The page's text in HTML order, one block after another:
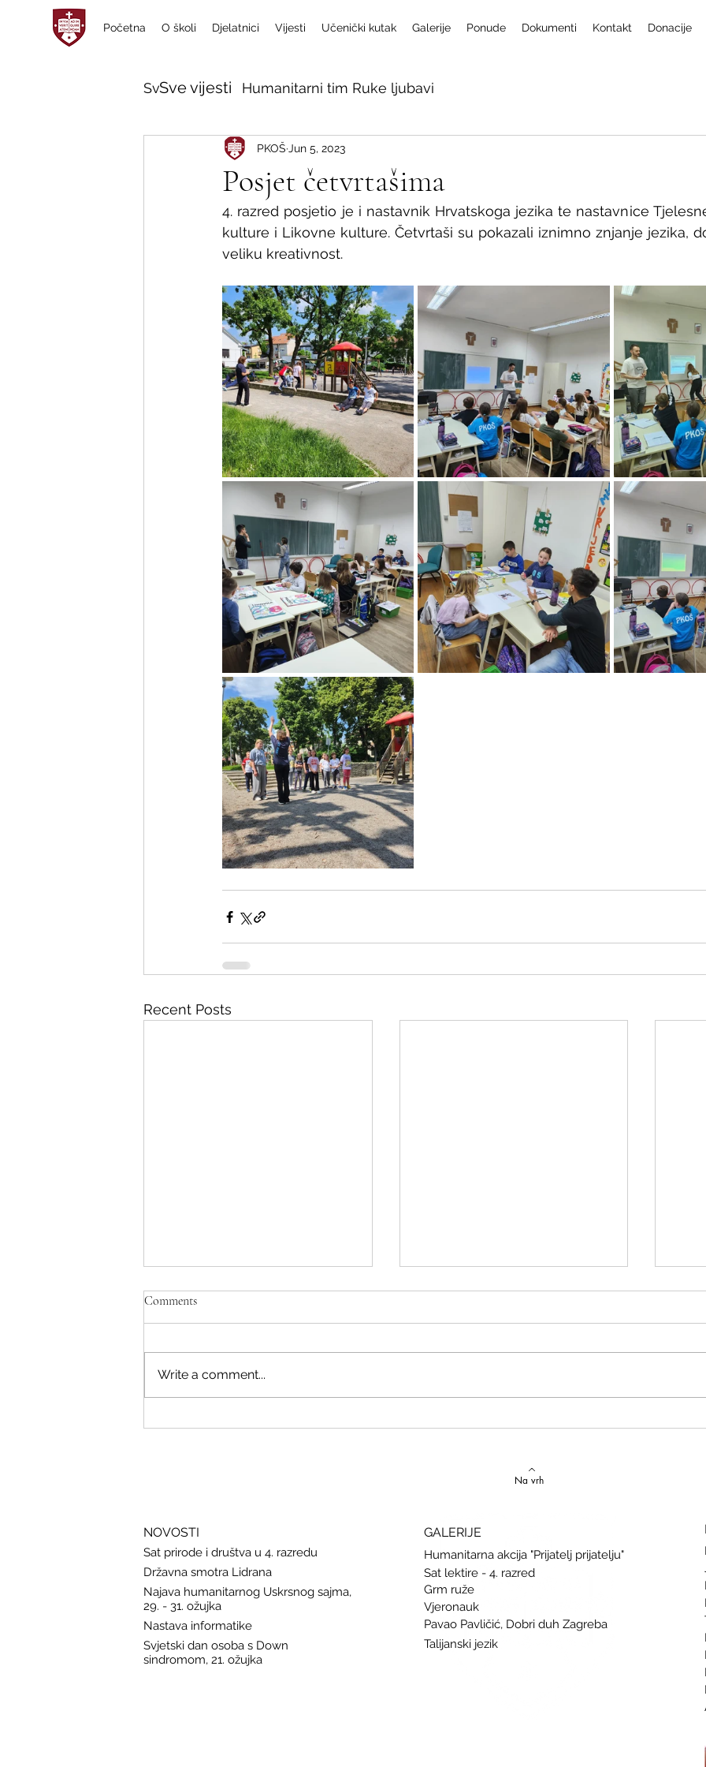
Početna O školi Djelatnici Vijesti Učenički kutak Galerije Ponude Dokumenti Kontakt Donacije
Sve vijesti Humanitarni tim Ruke ljubavi
Posjet četvrtašima
PKOŠ Jun 5, 2023
4. razred posjetio je i nastavnik Hrvatskoga jezika te nastavnice
kulture i Likovne kulture. Četvrtaši su pokazali iznimno znjanje jezika,
veliku kreativnost.
Recent Posts
Comments
Write a comment...
Sve vijesti
Na vrh
NOVOSTI
Sat prirode i društva u 4. razredu
Državna smotra Lidrana
Najava humanitarnog Uskrsnog sajma,
29. - 31. ožujka
Nastava informatike
Svjetski dan osoba s Down
sindromom, 21. ožujka
GALERIJE
Humanitarna akcija "Prijatelj prijatelju"
Sat lektire - 4. razred
Grm ruže
Vjeronauk
Pavao Pavličić, Dobri duh Zagreba
Talijanski jezik